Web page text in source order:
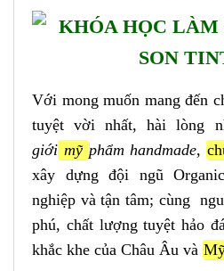
Với mong muốn mang đến
tuyệt vời nhất, hài lòng
giới mỹ phẩm handmade,
xây dựng đội ngũ
nghiệp và tận tâm; cùng
phú, chất lượng tuyệt hảo
khắc khe của Châu Âu và